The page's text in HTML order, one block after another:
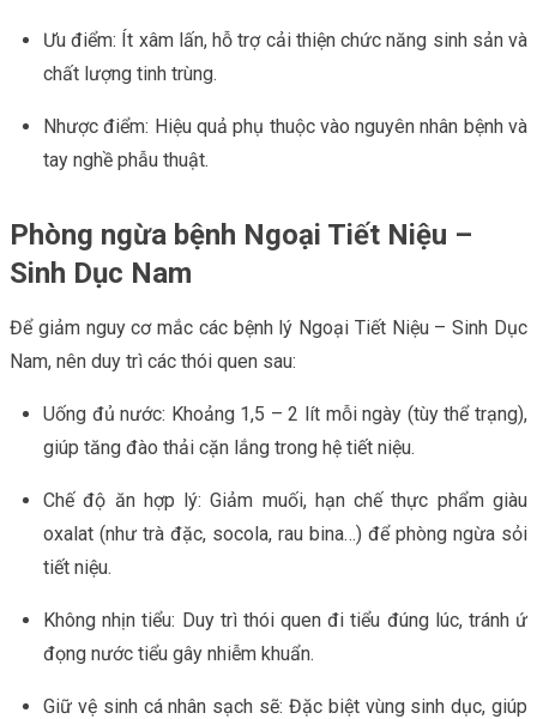
Ưu điểm: Ít xâm lấn, hỗ trợ cải thiện chức năng sinh sản và
chất lượng tinh trùng.
Nhược điểm: Hiệu quả phụ thuộc vào nguyên nhân bệnh và
tay nghề phẫu thuật.
Phòng ngừa bệnh Ngoại Tiết Niệu –
Sinh Dục Nam
Để giảm nguy cơ mắc các bệnh lý Ngoại Tiết Niệu – Sinh Dục
Nam, nên duy trì các thói quen sau:
Uống đủ nước: Khoảng 1,5 – 2 lít mỗi ngày (tùy thể trạng),
giúp tăng đào thải cặn lắng trong hệ tiết niệu.
Chế độ ăn hợp lý: Giảm muối, hạn chế thực phẩm giàu
oxalat (như trà đặc, socola, rau bina…) để phòng ngừa sỏi
tiết niệu.
Không nhịn tiểu: Duy trì thói quen đi tiểu đúng lúc, tránh ứ
đọng nước tiểu gây nhiễm khuẩn.
Giữ vệ sinh cá nhân sạch sẽ: Đặc biệt vùng sinh dục, giúp